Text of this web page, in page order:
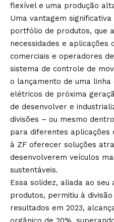
flexível e uma produção
Uma vantagem
portfólio de produtos, que
necessidades e aplicações
comerciais e operadores
sistema de controle de
o lançamento de uma
elétricos de próxima
de desenvolver e
divisões – ou mesmo
para diferentes aplicações
à ZF oferecer soluções
desenvolverem veículos
sustentáveis.
Essa solidez, aliada ao
produtos, permitiu à
resultados em 2023,